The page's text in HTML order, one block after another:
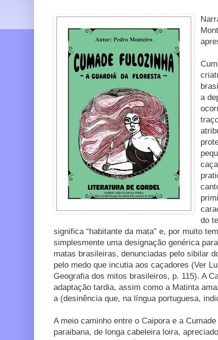
a
do
significa “habitante da mata” e, por muito
simplesmente uma designação genérica
matas brasileiras, denunciadas pelo sibilar
pelo medo que incutia aos caçadores (Ver
Geografia dos mitos brasileiros, p. 115). A
adaptação tardia, assim como a Matinta
a (desinência que, na língua portuguesa,
A meio caminho entre o Caipora e a
paraibana, de longa cabeleira loira,